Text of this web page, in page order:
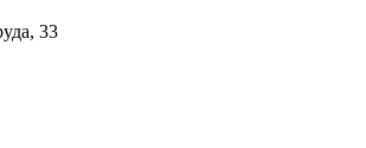
33